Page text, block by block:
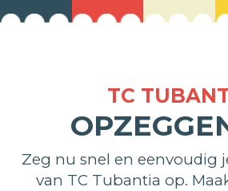
TC
Zeg nu snel en eenvoudig
van TC Tubantia op.